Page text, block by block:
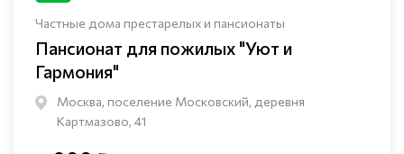
Частные дома престарелых и пансионаты
Пансионат для пожилых "Уют и
Гармония"
Москва, поселение Московский, деревня
Картмазово, 41